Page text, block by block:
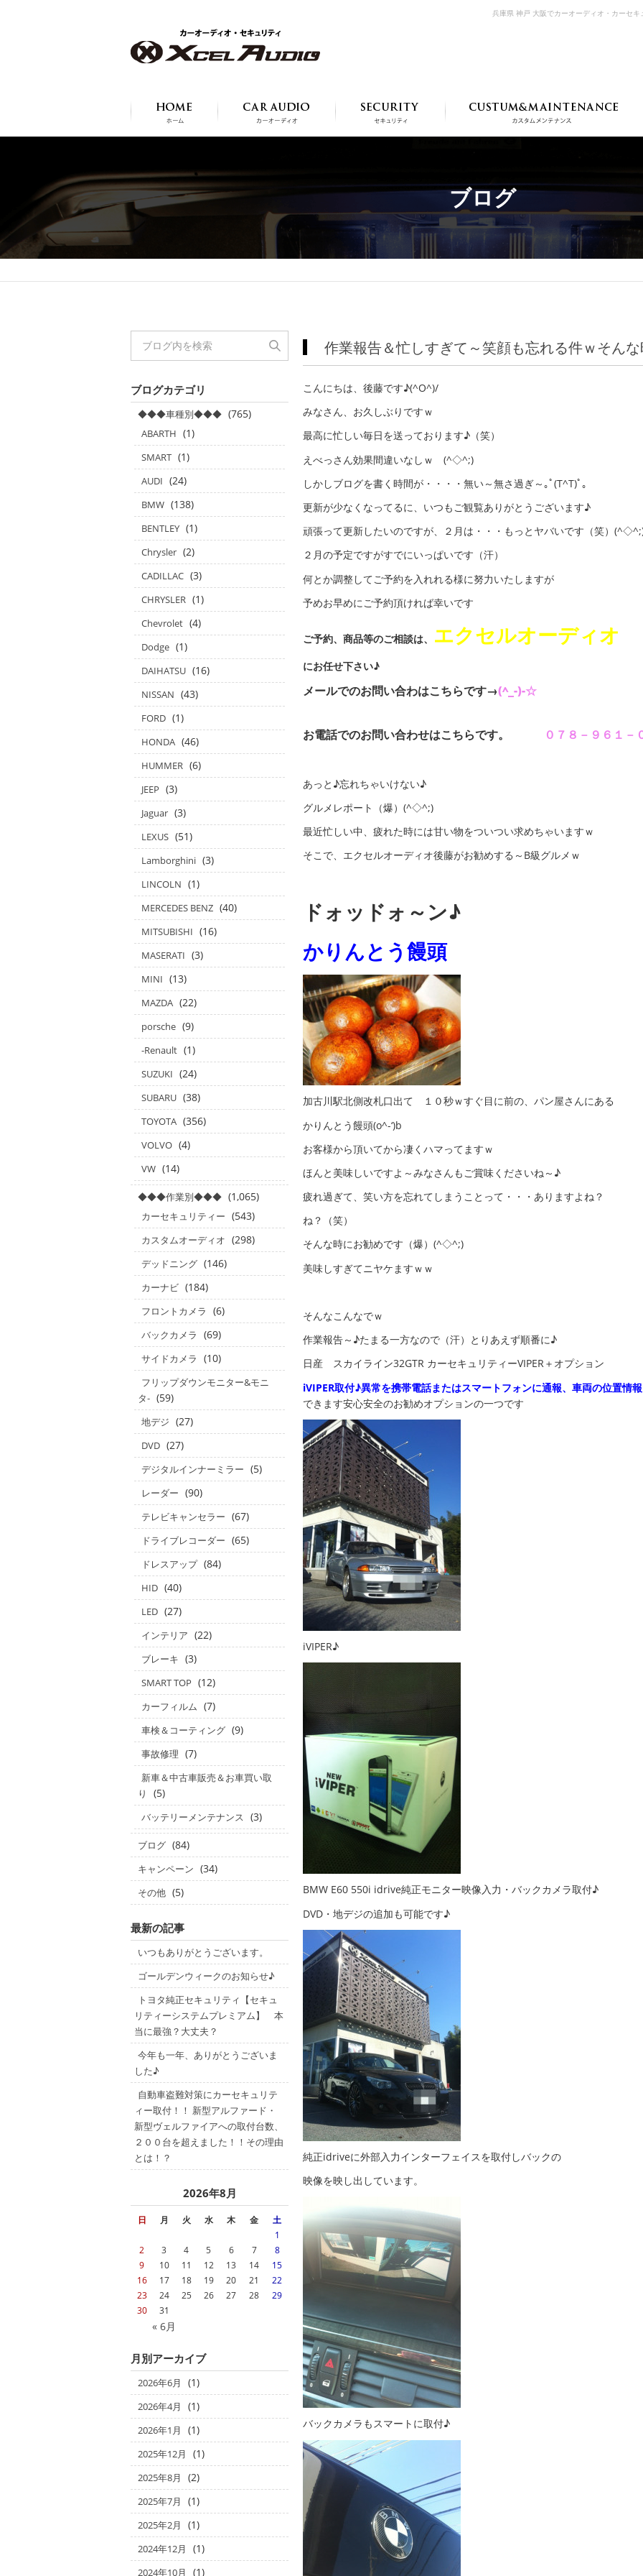
兵庫県 神戸 大阪でカーオーディオ・カーセ
ブログ
作業報告＆忙しすぎて～笑顔も忘れる件ｗそん
こんにちは、後藤です♪(^O^)/
みなさん、お久しぶりですｗ
最高に忙しい毎日を送っております♪（笑）
えべっさん効果間違いなしｗ (^◇^;)
しかしブログを書く時間が・・・・無い～無さ過ぎ～｡ﾟ(T^T)ﾟ｡
更新が少なくなってるに、いつもご観覧ありがとうございます♪
頑張って更新したいのですが、２月は・・・もっとヤバいです（笑）
２月の予定ですがすでにいっぱいです（汗）
何とか調整してご予約を入れれる様に努力いたしますが
予めお早めにご予約頂ければ幸いです
ご予約、商品等のご相談は、 エクセルオーディオ
にお任せ下さい♪
メールでのお問い合わはこちらです→(^_-)-☆
お電話でのお問い合わせはこちらです。 ０７８－９６１－
あっと♪忘れちゃいけない♪
グルメレポート（爆）(^◇^;)
最近忙しい中、疲れた時には甘い物をついつい求めちゃいますｗ
そこで、エクセルオーディオ後藤がお勧めする～B級グルメｗ
ドォッドォ～ン♪
かりんとう饅頭
加古川駅北側改札口出て １０秒ｗすぐ目に前の、パン屋さんにある
かりんとう饅頭(o^-‘)b
お客様から頂いてから凄くハマってますｗ
ほんと美味しいですよ～みなさんもご賞味くださいね～♪
疲れ過ぎて、笑い方を忘れてしまうことって・・・ありますよね？
ね？（笑）
そんな時にお勧めです（爆）(^◇^;)
美味しすぎてニヤケますｗｗ
そんなこんなでｗ
作業報告～♪たまる一方なので（汗）とりあえず順番に♪
日産 スカイライン32GTR カーセキュリティーVIPER＋オプション
iVIPER取付♪異常を携帯電話またはスマートフォンに通報、車両の位置情
できます安心安全のお勧めオプションの一つです
iVIPER♪
BMW E60 550i idrive純正モニター映像入力・バックカメラ取付♪
DVD・地デジの追加も可能です♪
純正idriveに外部入力インターフェイスを取付しバックの
映像を映し出しています。
バックカメラもスマートに取付♪
ブログカテゴリ
◆◆◆車種別◆◆◆ (765)
ABARTH (1)
SMART (1)
AUDI (24)
BMW (138)
BENTLEY (1)
Chrysler (2)
CADILLAC (3)
CHRYSLER (1)
Chevrolet (4)
Dodge (1)
DAIHATSU (16)
NISSAN (43)
FORD (1)
HONDA (46)
HUMMER (6)
JEEP (3)
Jaguar (3)
LEXUS (51)
Lamborghini (3)
LINCOLN (1)
MERCEDES BENZ (40)
MITSUBISHI (16)
MASERATI (3)
MINI (13)
MAZDA (22)
porsche (9)
-Renault (1)
SUZUKI (24)
SUBARU (38)
TOYOTA (356)
VOLVO (4)
VW (14)
◆◆◆作業別◆◆◆ (1,065)
カーセキュリティー (543)
カスタムオーディオ (298)
デッドニング (146)
カーナビ (184)
フロントカメラ (6)
バックカメラ (69)
サイドカメラ (10)
フリップダウンモニター&モニ
タ‐ (59)
地デジ (27)
DVD (27)
デジタルインナーミラー (5)
レーダー (90)
テレビキャンセラー (67)
ドライブレコーダー (65)
ドレスアップ (84)
HID (40)
LED (27)
インテリア (22)
ブレーキ (3)
SMART TOP (12)
カーフィルム (7)
車検＆コーティング (9)
事故修理 (7)
新車＆中古車販売＆お車買い取
り
(5)
バッテリーメンテナンス (3)
ブログ (84)
キャンペーン (34)
その他 (5)
最新の記事
いつもありがとうございます。
ゴールデンウィークのお知らせ♪
トヨタ純正セキュリティ【セキュ
リティーシステムプレミアム】 本
当に最強？大丈夫？
今年も一年、ありがとうございま
した♪
自動車盗難対策にカーセキュリテ
ィー取付！！ 新型アルファード・
新型ヴェルファイアへの取付台数、
２００台を超えました！！その理由
とは！？
2026年8月
日 月 火 水 木 金 土
« 6月
1
2
3 4 5 6 7
8
9
10 11 12 13 14
15
16
17 18 19 20 21
22
23
24 25 26 27 28
29
30
31
月別アーカイブ
2026年6月 (1)
2026年4月 (1)
2026年1月 (1)
2025年12月 (1)
2025年8月 (2)
2025年7月 (1)
2025年2月 (1)
2024年12月 (1)
2024年10月 (1)